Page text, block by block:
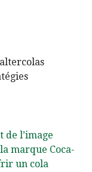
de l’image
marque Coca-
un cola